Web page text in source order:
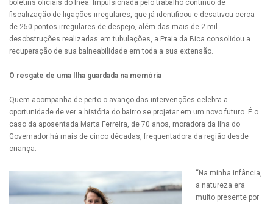
boletins oficiais do Inea. Impulsionada pelo trabalho contínuo de
fiscalização de ligações irregulares, que já identificou e desativou cerca
de 250 pontos irregulares de despejo, além das mais de 2 mil
desobstruções realizadas em tubulações, a Praia da Bica consolidou a
recuperação de sua balneabilidade em toda a sua extensão.
O resgate de uma Ilha guardada na memória
Quem acompanha de perto o avanço das intervenções celebra a
oportunidade de ver a história do bairro se projetar em um novo futuro. É o
caso da aposentada Marta Ferreira, de 70 anos, moradora da Ilha do
Governador há mais de cinco décadas, frequentadora da região desde
criança.
“Na minha infância,
a natureza era
muito presente por